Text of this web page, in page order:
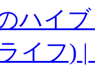
ハイ
イフ)